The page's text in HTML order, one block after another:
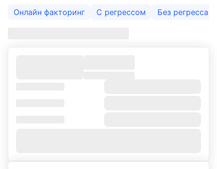
Онлайн факторинг С регрессом Без регресса